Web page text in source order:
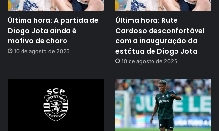
Última hora: A partida de
Diogo Jota ainda é
motivo de choro
10 de agosto de 2025
Última hora: Rute
Cardoso desconfortável
com a inauguração da
estátua de Diogo Jota
10 de agosto de 2025